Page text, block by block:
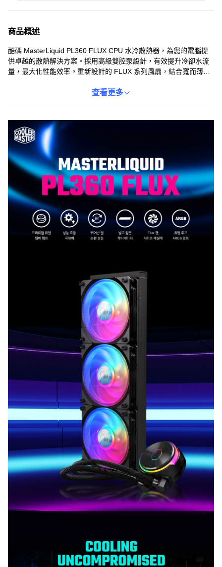
商品概述
酷碼 MasterLiquid PL360 FLUX CPU 水冷散熱器，為您的電腦提
供卓越的散熱解決方案。採用高級雙腔泵設計，有效提升冷卻水流
量，最大化性能效率。重新設計的 FLUX 系列風扇，結合寬而薄的
輕鬆設定 ARGB 燈光效果，打造獨一無二的個人化風格。無論是遊
查看更多